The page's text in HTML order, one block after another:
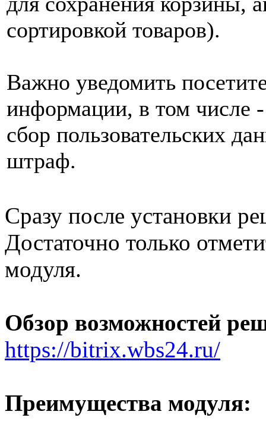
сортировкой товаров).
Важно уведомить
информации, в том числе
сбор пользовательских
штраф.
Сразу после установки
Достаточно только
модуля.
Обзор возможностей
https://bitrix.wbs24.ru/
Преимущества модуля: